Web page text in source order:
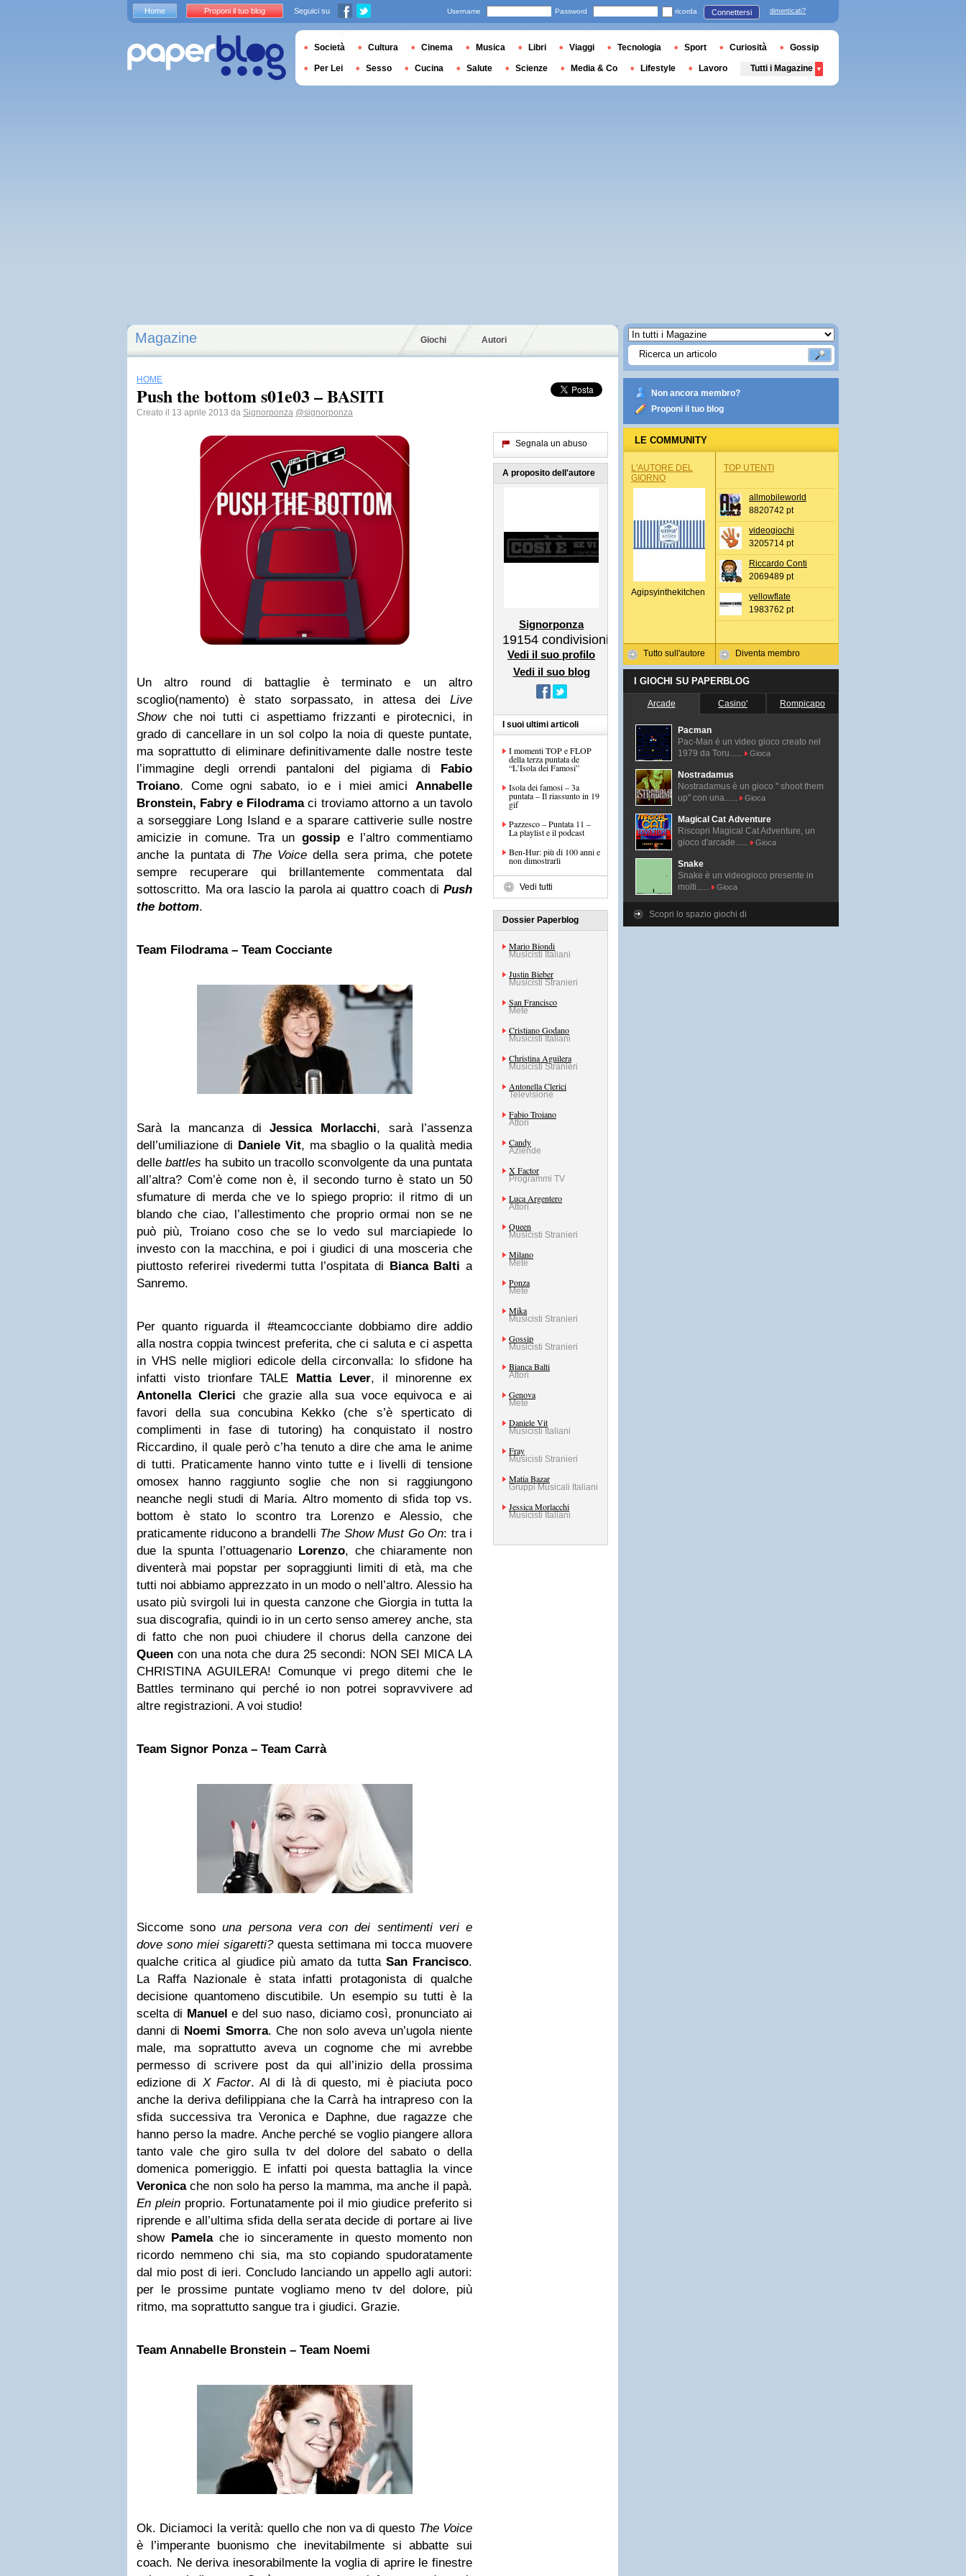
Magazine Giochi Autori
HOME
Push the bottom s01e03 – BASITI
Creato il 13 aprile 2013 da Signorponza @signorponza
Un altro round di battaglie è terminato e un altro
scoglio(namento) è stato sorpassato, in attesa dei Live
Show che noi tutti ci aspettiamo frizzanti e pirotecnici, in
grado di cancellare in un sol colpo la noia di queste puntate,
ma soprattutto di eliminare definitivamente dalle nostre teste
l’immagine degli orrendi pantaloni del pigiama di Fabio
Troiano. Come ogni sabato, io e i miei amici Annabelle
Bronstein, Fabry e Filodramaci troviamo attorno a un tavolo
a sorseggiare Long Island e a sparare cattiverie sulle nostre
amicizie in comune. Tra un gossipe l’altro commentiamo
anche la puntata di The Voice della sera prima, che potete
sempre recuperare qui brillantemente commentata dal
sottoscritto. Ma ora lascio la parola ai quattro coach di Push
the bottom.
Team Filodrama – Team Cocciante
Sarà la mancanza diJessica Morlacchi, sarà l’assenza
dell’umiliazione di Daniele Vit, ma sbaglio o la qualità media
dellebattles ha subito un tracollo sconvolgente da una puntata
all’altra? Com’è come non è, il secondo turno è stato un 50
sfumature di merda che ve lo spiego proprio: il ritmo di un
blando che ciao, l’allestimento che proprio ormai non se ne
può più, Troiano coso che se lo vedo sul marciapiede lo
investo con la macchina, e poi i giudici di una mosceria che
piuttosto referirei rivedermi tutta l’ospitata di Bianca Balti a
Sanremo.
Per quanto riguarda il #teamcocciante dobbiamo dire addio
alla nostra coppia twincest preferita, che ci saluta e ci aspetta
in VHS nelle migliori edicole della circonvalla: lo sfidone ha
infatti visto trionfare TALE Mattia Lever, il minorenne ex
Antonella Clerici che grazie alla sua voce equivoca e ai
favori della sua concubina Kekko (che s’è sperticato di
complimenti in fase di tutoring) ha conquistato il nostro
Riccardino, il quale però c’ha tenuto a dire che ama le anime
di tutti. Praticamente hanno vinto tutte e i livelli di tensione
omosex hanno raggiunto soglie che non si raggiungono
neanche negli studi di Maria. Altro momento di sfida top vs.
bottom è stato lo scontro tra Lorenzo e Alessio, che
praticamente riducono a brandelli The Show Must Go On: tra i
due la spunta l’ottuagenario Lorenzo, che chiaramente non
diventerà mai popstar per sopraggiunti limiti di età, ma che
tutti noi abbiamo apprezzato in un modo o nell’altro. Alessio ha
usato più svirgoli lui in questa canzone che Giorgia in tutta la
sua discografia, quindi io in un certo senso amerey anche, sta
di fatto che non puoi chiudere il chorus della canzone dei
Queen con una nota che dura 25 secondi: NON SEI MICA LA
CHRISTINA AGUILERA! Comunque vi prego ditemi che le
Battles terminano qui perché io non potrei sopravvivere ad
altre registrazioni. A voi studio!
Team Signor Ponza– Team Carrà
Siccome sonouna persona vera con dei sentimenti veri e
dove sono miei sigaretti?questa settimana mi tocca muovere
qualche critica al giudice più amato da tutta San Francisco.
La Raffa Nazionale è stata infatti protagonista di qualche
decisione quantomeno discutibile. Un esempio su tutti è la
scelta di Manuel e del suo naso, diciamo così, pronunciato ai
danni di Noemi Smorra. Che non solo aveva un’ugola niente
male, ma soprattutto aveva un cognome che mi avrebbe
permesso di scrivere post da qui all’inizio della prossima
edizione di X Factor. Al di là di questo, mi è piaciuta poco
anche la deriva defilippiana che la Carrà ha intrapreso con la
sfida successiva tra Veronica e Daphne, due ragazze che
hanno perso la madre. Anche perché se voglio piangere allora
tanto vale che giro sulla tv del dolore del sabato o della
domenica pomeriggio. E infatti poi questa battaglia la vince
Veronicache non solo ha perso la mamma, ma anche il papà.
En pleinproprio. Fortunatamente poi il mio giudice preferito si
riprende e all’ultima sfida della serata decide di portare ai live
show Pamelache io sinceramente in questo momento non
ricordo nemmeno chi sia, ma sto copiando spudoratamente
dal mio post di ieri. Concludo lanciando un appello agli autori:
per le prossime puntate vogliamo meno tv del dolore, più
ritmo, ma soprattutto sangue tra i giudici. Grazie.
Team Annabelle Bronstein – Team Noemi
Ok. Diciamoci la verità: quello che non va di questo The Voice
è l’imperante buonismo che inevitabilmente si abbatte sui
coach. Ne deriva inesorabilmente la voglia di aprire le finestre
Segnala un abuso
A proposito dell'autore
Signorponza
19154 condivisioni
Vedi il suo profilo
Vedi il suo blog
I suoi ultimi articoli
I momenti TOP e FLOP
della terza puntata de
“L’Isola dei Famosi”
Isola dei famosi – 3a
puntata – Il riassunto in 19
gif
Pazzesco – Puntata 11 –
La playlist e il podcast
Ben-Hur: più di 100 anni e
non dimostrarli
Vedi tutti
Dossier Paperblog
Mario Biondi
Musicisti Italiani
Justin Bieber
Musicisti Stranieri
San Francisco
Mete
Cristiano Godano
Musicisti Italiani
Christina Aguilera
Musicisti Stranieri
Antonella Clerici
Televisione
Fabio Troiano
Attori
Candy
Aziende
X Factor
Programmi TV
Luca Argentero
Attori
Queen
Musicisti Stranieri
Milano
Mete
Ponza
Mete
Mika
Musicisti Stranieri
Gossip
Musicisti Stranieri
Bianca Balti
Attori
Genova
Mete
Daniele Vit
Musicisti Italiani
Fray
Musicisti Stranieri
Matia Bazar
Gruppi Musicali Italiani
Jessica Morlacchi
Musicisti Italiani
Non ancora membro?
Proponi il tuo blog
LE COMMUNITY
L'AUTORE DEL
GIORNO
Agipsyinthekitchen
Tutto sull'autore
TOP UTENTI
allmobileworld
8820742 pt
videogiochi
3205714 pt
Riccardo Conti
2069489 pt
yellowflate
1983762 pt
Diventa membro
I GIOCHI SU PAPERBLOG
Arcade Casino' Rompicapo
Pacman
Pac-Man é un video gioco creato nel
1979 da Toru......
Gioca
Nostradamus
Nostradamus è un gioco " shoot them
up" con una......
Gioca
Magical Cat Adventure
Riscopri Magical Cat Adventure, un
gioco d'arcade......
Gioca
Snake
Snake è un videogioco presente in
molti......
Gioca
Scopri lo spazio giochi di
Home Proponi il tuo blog Seguici su Username Password ricorda Connettersi dimenticati?
Società Cultura Cinema Musica Libri Viaggi Tecnologia Sport Curiosità Gossip
Per Lei Sesso Cucina Salute Scienze Media & Co Lifestyle Lavoro Tutti i Magazine